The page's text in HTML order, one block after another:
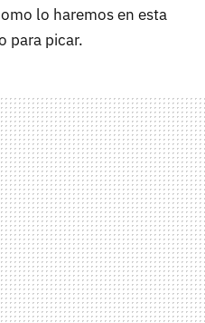
lo haremos en esta
para picar.